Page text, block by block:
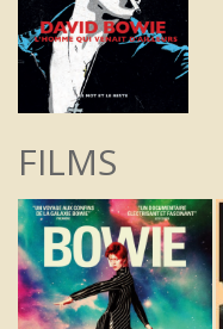
FILMS